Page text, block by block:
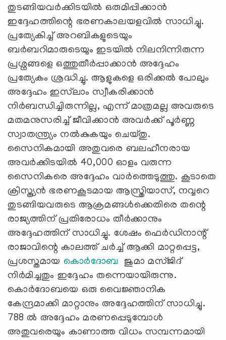
തുടങ്ങിയവർക്കിടയിൽ ഒരുമിപ്പിക്കാൻ
ഇദ്ദേഹത്തിന്റെ ഭരണകാലയളവിൽ സാധിച്ചു.
പ്രത്യേകിച്ച് അറബികളുടെയും
ബർബറിമാരുടെയും ഇടയിൽ നിലനിന്നിരുന്ന
പ്രശ്നങ്ങളെ ഒത്തുതീർപ്പാക്കാൻ അദ്ദേഹം
പ്രത്യേകം ശ്രദ്ധിച്ചു. ആളുകളെ ഒരിക്കൽ പോലും
അദ്ദേഹം ഇസ്‍ലാം സ്വീകരിക്കാൻ
നിർബന്ധിച്ചിരുന്നില്ല, എന്ന് മാത്രമല്ല അവരുടെ
മതമനുസരിച്ച് ജീവിക്കാൻ അവർക്ക് പൂര്‍ണ്ണ
സ്വാതന്ത്ര്യം നൽകുകയും ചെയ്തു.
സൈനികമായി അതുവരെ ബലഹീനരായ
അവർക്കിടയിൽ 40,000 ഓളം വരുന്ന
സൈനികരെ അദ്ദേഹം വാർത്തെടുത്തു. കൂടാതെ
ക്രിസ്ത്യൻ ഭരണകൂടമായ ആസ്ത്രിയാസ്, നവ്വറെ
തുടങ്ങിയവരുടെ ആക്രമങ്ങൾക്കെതിരെ തന്റെ
രാജ്യത്തിന് പ്രതിരോധം തീർക്കാനും
അദ്ദേഹത്തിന് സാധിച്ചു. ശേഷം ഫെർഡിനാന്റ്
രാജാവിന്റെ കാലത്ത് ചർച്ച് ആക്കി മാറ്റപ്പെട്ട,
പ്രശസ്തമായ കൊർദോബ ജുമാ മസ്ജിദ്
നിർമിച്ചതും ഇദ്ദേഹം തന്നെയായിരുന്നു.
കൊർദോബയെ ഒരു വൈജ്ഞാനിക
കേന്ദ്രമാക്കി മാറ്റാനും അദ്ദേഹത്തിന് സാധിച്ചു.
788 ല്‍ അദ്ദേഹം മരണപ്പെടുമ്പോൾ
അതുവരെയും കാണാത്ത വിധം സമ്പന്നമായി